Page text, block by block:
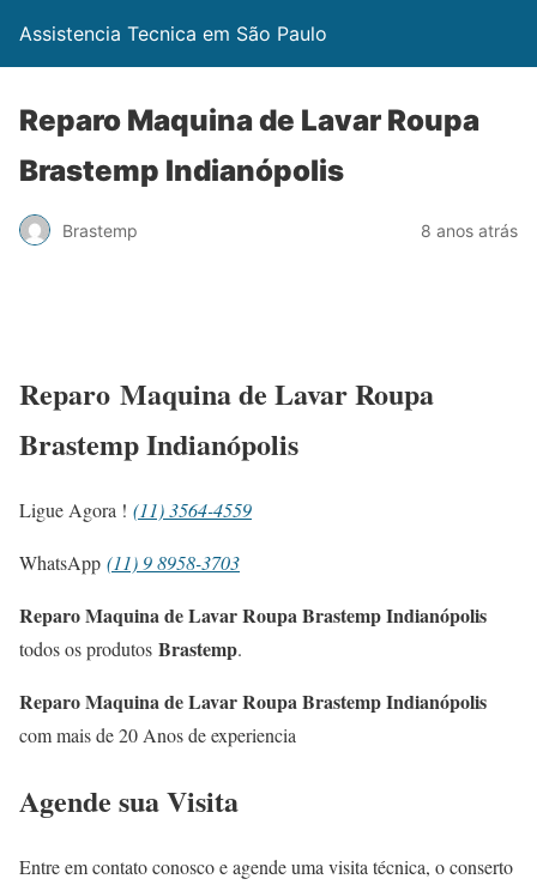
Assistencia Tecnica em São Paulo
Reparo Maquina de Lavar Roupa
Brastemp Indianópolis
Brastemp 8 anos atrás
Reparo Maquina de Lavar Roupa
Brastemp Indianópolis
Ligue Agora ! (11) 3564-4559
WhatsApp (11) 9 8958-3703
Reparo Maquina de Lavar Roupa Brastemp Indianópolis
todos os produtos Brastemp.
Reparo Maquina de Lavar Roupa Brastemp Indianópolis
com mais de 20 Anos de experiencia
Agende sua Visita
Entre em contato conosco e agende uma visita técnica, o conserto